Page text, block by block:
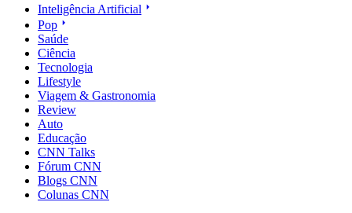
Inteligência Artificial
Pop
Saúde
Ciência
Tecnologia
Lifestyle
Viagem & Gastronomia
Review
Auto
Educação
CNN Talks
Fórum CNN
Blogs CNN
Colunas CNN